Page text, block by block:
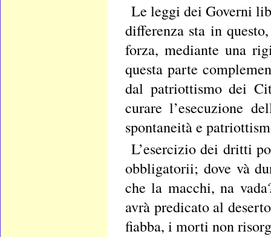
Le leggi dei Governi
differenza sta in
forza, mediante una
questa parte
dal patriottismo dei
curare l’esecuzione
spontaneità e
L’esercizio dei dritti
obbligatorii; dove và
che la macchi, na
avrà predicato al
fiabba, i morti non